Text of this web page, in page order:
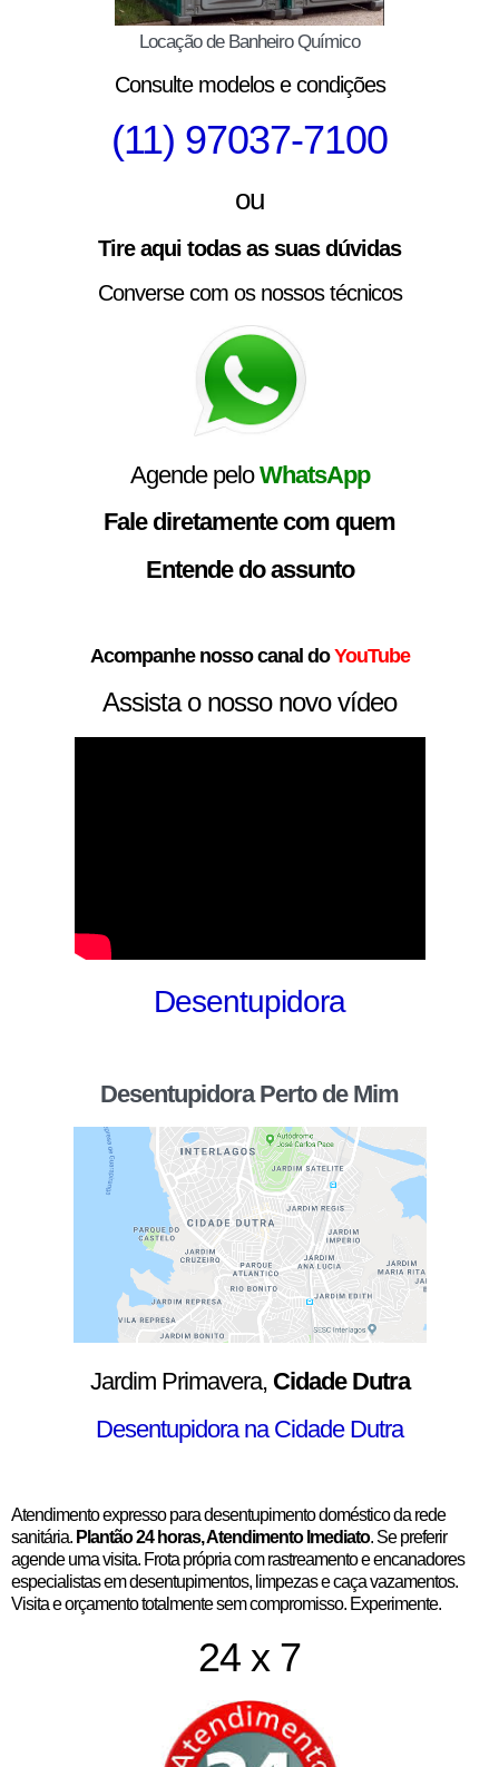
Locação de Banheiro Químico
Consulte modelos e condições
(11) 97037-7100
ou
Tire aqui todas as suas dúvidas
Converse com os nossos técnicos
Agende peloWhatsApp
Fale diretamente com quem
Entende do assunto
Acompanhe nosso canal do YouTube
Assista o nosso novo vídeo
Desentupidora
Desentupidora Perto de Mim
Jardim Primavera,Cidade Dutra
Desentupidora na Cidade Dutra
Atendimento expresso para desentupimento doméstico da rede
sanitária. Plantão 24 horas, Atendimento Imediato. Se preferir
agende uma visita. Frota própria com rastreamento e encanadores
especialistas em desentupimentos, limpezas e caça vazamentos.
Visita e orçamento totalmente sem compromisso. Experimente.
24 x 7